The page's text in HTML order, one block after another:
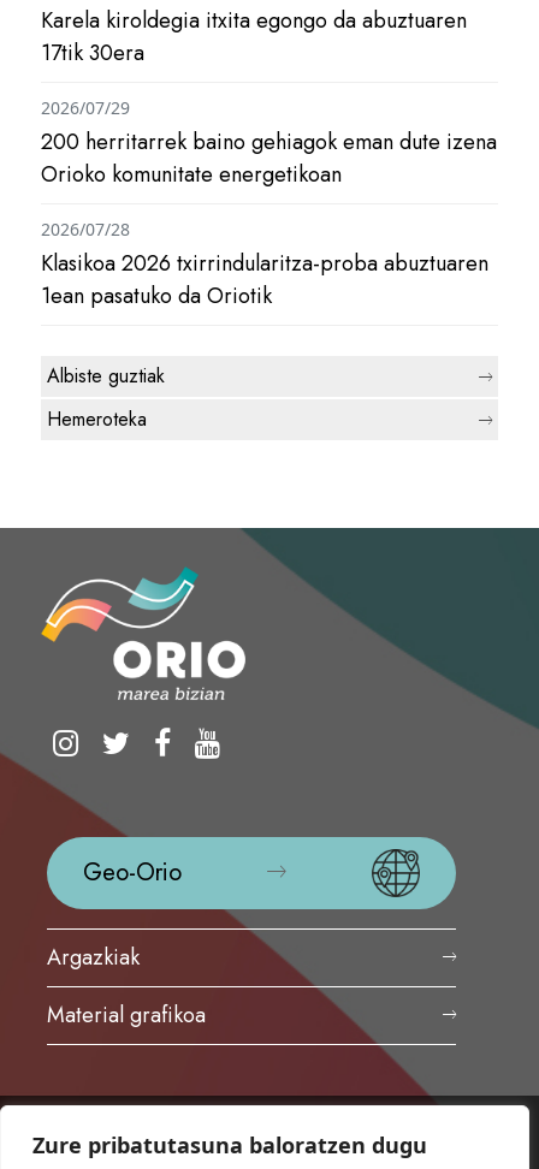
Zure pribatutasuna baloratzen dugu
Karela kiroldegia itxita egongo da abuztuaren
17tik 30era
200 herritarrek baino gehiagok eman dute izena
Orioko komunitate energetikoan
2026/07/29
Klasikoa 2026 txirrindularitza-proba abuztuaren
1ean pasatuko da Oriotik
2026/07/28
Albiste guztiak
Hemeroteka
Geo-Orio
Argazkiak
Material grafikoa
ORIOKO UDALA